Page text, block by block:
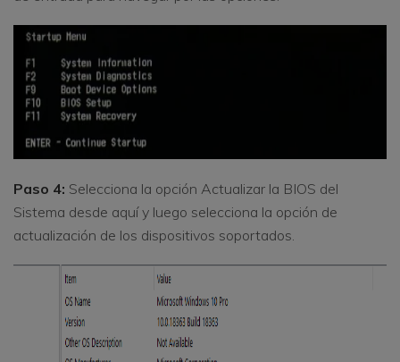
Paso 4: Selecciona la opción Actualizar la BIOS del
Sistema desde aquí y luego selecciona la opción de
actualización de los dispositivos soportados.